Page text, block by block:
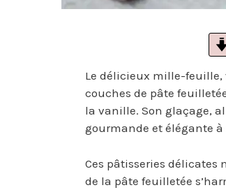
Le délicieux mille-feuille,
couches de pâte
la vanille. Son glaçage,
gourmande et élégante à
Ces pâtisseries
de la pâte feuilletée